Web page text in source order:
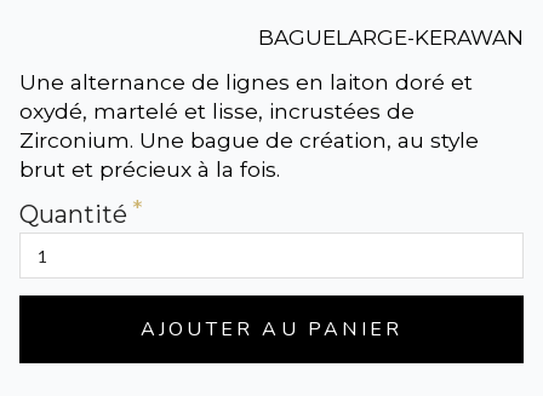
BAGUELARGE-KERAWAN
Une alternance de lignes en laiton doré et
oxydé, martelé et lisse, incrustées de
Zirconium. Une bague de création, au style
brut et précieux à la fois.
Quantité
AJOUTER AU PANIER